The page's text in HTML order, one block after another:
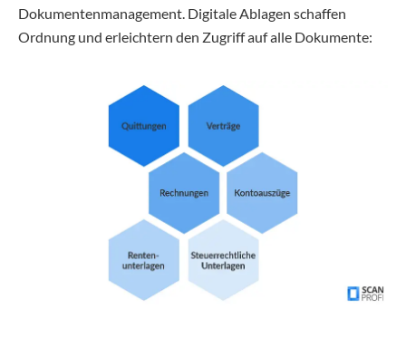
Dokumentenmanagement. Digitale Ablagen schaffen
Ordnung und erleichtern den Zugriff auf alle Dokumente: